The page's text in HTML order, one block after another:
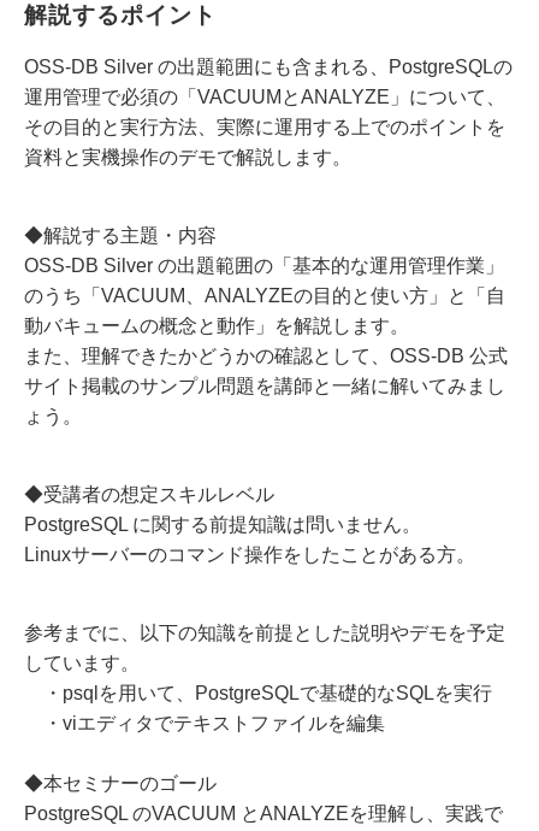
解説するポイント
OSS-DB Silver の出題範囲にも含まれる、PostgreSQLの
運用管理で必須の「VACUUMとANALYZE」について、
その目的と実行方法、実際に運用する上でのポイントを
資料と実機操作のデモで解説します。
◆解説する主題・内容
OSS-DB Silver の出題範囲の「基本的な運用管理作業」
のうち「VACUUM、ANALYZEの目的と使い方」と「自
動バキュームの概念と動作」を解説します。
また、理解できたかどうかの確認として、OSS-DB 公式
サイト掲載のサンプル問題を講師と一緒に解いてみまし
ょう。
◆受講者の想定スキルレベル
PostgreSQL に関する前提知識は問いません。
Linuxサーバーのコマンド操作をしたことがある方。
参考までに、以下の知識を前提とした説明やデモを予定
しています。
・psqlを用いて、PostgreSQLで基礎的なSQLを実行
・viエディタでテキストファイルを編集
◆本セミナーのゴール
PostgreSQL のVACUUM とANALYZEを理解し、実践で